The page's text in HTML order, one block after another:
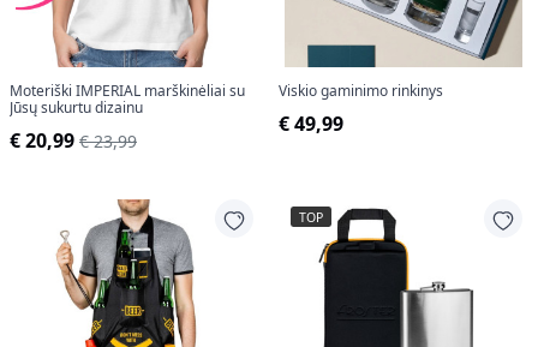
Moteriški IMPERIAL marškinėliai su
Jūsų sukurtu dizainu
€ 20,99 € 23,99
Viskio gaminimo rinkinys
€ 49,99
TOP